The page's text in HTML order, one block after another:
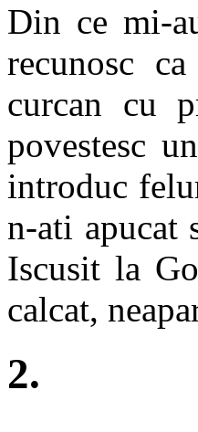
Din ce mi-
recunosc
curcan cu
povestesc
introduc
n-ati apucat
Iscusit la
calcat,
2.